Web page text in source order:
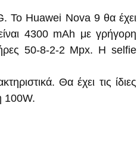
Το Huawei Nova 9 θα έχει
4300 mAh με γρήγορη
50-8-2-2 Mpx. Η selfie
Θα έχει τις ίδιες
100W.